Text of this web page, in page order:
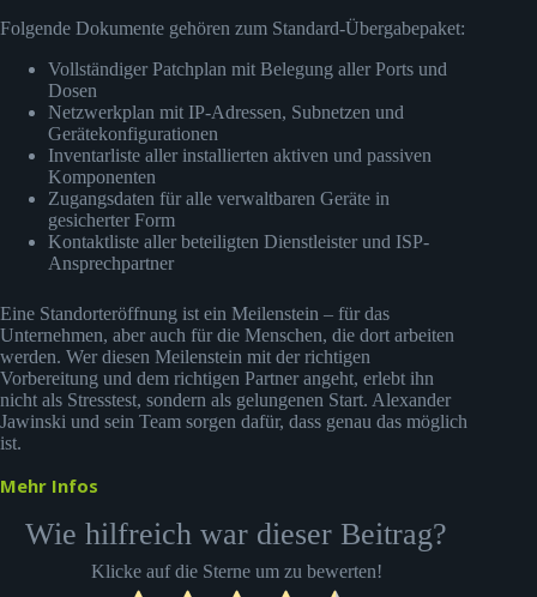
Folgende Dokumente gehören zum Standard-Übergabepaket:
Vollständiger Patchplan mit Belegung aller Ports und
Dosen
Netzwerkplan mit IP-Adressen, Subnetzen und
Gerätekonfigurationen
Inventarliste aller installierten aktiven und passiven
Komponenten
Zugangsdaten für alle verwaltbaren Geräte in
gesicherter Form
Kontaktliste aller beteiligten Dienstleister und ISP-
Ansprechpartner
Eine Standorteröffnung ist ein Meilenstein – für das
Unternehmen, aber auch für die Menschen, die dort arbeiten
werden. Wer diesen Meilenstein mit der richtigen
Vorbereitung und dem richtigen Partner angeht, erlebt ihn
nicht als Stresstest, sondern als gelungenen Start. Alexander
Jawinski und sein Team sorgen dafür, dass genau das möglich
ist.
Mehr Infos
Wie hilfreich war dieser Beitrag?
Klicke auf die Sterne um zu bewerten!